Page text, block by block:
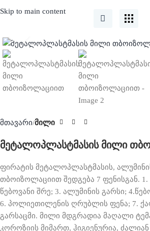
Skip to main content
მთავარი მილი
მეტალოპლასტმასის მილი
ფირატის მეტალოპლასტმასის,
თბოიზოლაციით შედგება 7 ფენისგან. 1.
წებოვანი შრე; 3. ალუმინის გარსი;
6. პოლიეთილენის ღრუბლის ფენა; 7.
გარსაცმი. მილი მდგრადია მაღალი
კოროზიის მიმართ, ჰიგიენურია,